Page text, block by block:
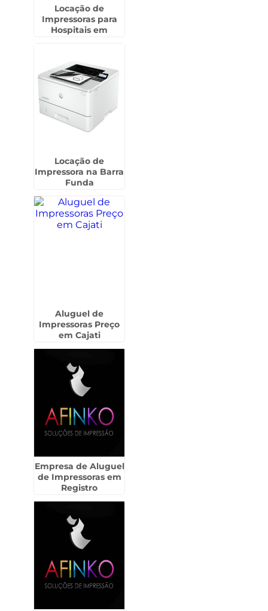
Locação de
Impressoras para
Hospitais em
Locação de
Impressora na Barra
Funda
Aluguel de
Impressoras Preço
em Cajati
Empresa de Aluguel
de Impressoras em
Registro